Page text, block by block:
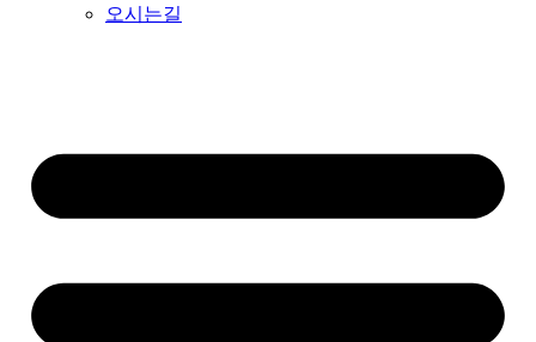
오시는길